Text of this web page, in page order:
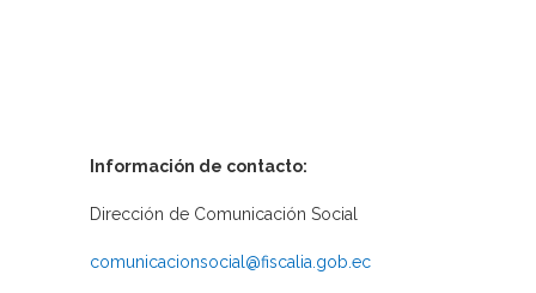
Información de contacto:
Dirección de Comunicación Social
comunicacionsocial@fiscalia.gob.ec